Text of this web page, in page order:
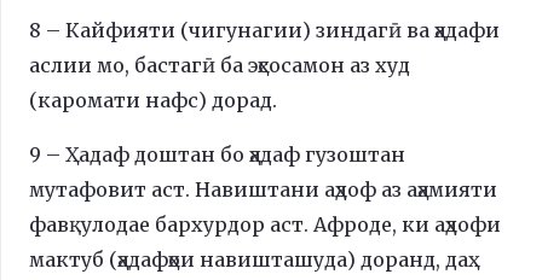
8 – Кайфияти (чигунагии) зиндагӣ ва ҳадафи
аслии мо, бастагӣ ба эҳсосамон аз худ
(каромати нафс) дорад.
9 – Ҳадаф доштан бо ҳадаф гузоштан
мутафовит аст. Навиштани аҳдоф аз аҳамияти
фавқулодае бархурдор аст. Афроде, ки аҳдофи
мактуб (ҳадафҳои навишташуда) доранд, даҳ